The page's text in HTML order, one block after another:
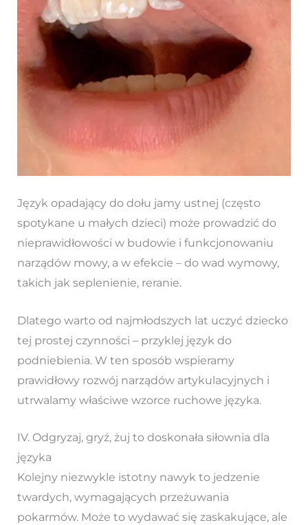
Język opadający do dołu jamy ustnej (często
spotykane u małych dzieci) może prowadzić do
nieprawidłowości w budowie i funkcjonowaniu
narządów mowy, a w efekcie – do wad wymowy,
takich jak seplenienie, reranie.
Dlatego warto od najmłodszych lat uczyć dziecko
tej prostej czynności – przyklej język do
podniebienia. W ten sposób wspieramy
prawidłowy rozwój narządów artykulacyjnych i
utrwalamy właściwe wzorce ruchowe języka.
IV. Odgryzaj, gryź, żuj to doskonała siłownia dla
języka
Kolejny niezwykle istotny nawyk to jedzenie
twardych, wymagających przeżuwania
pokarmów. Może to wydawać się zaskakujące, ale